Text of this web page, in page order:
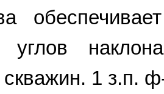
углов
1 з.п.